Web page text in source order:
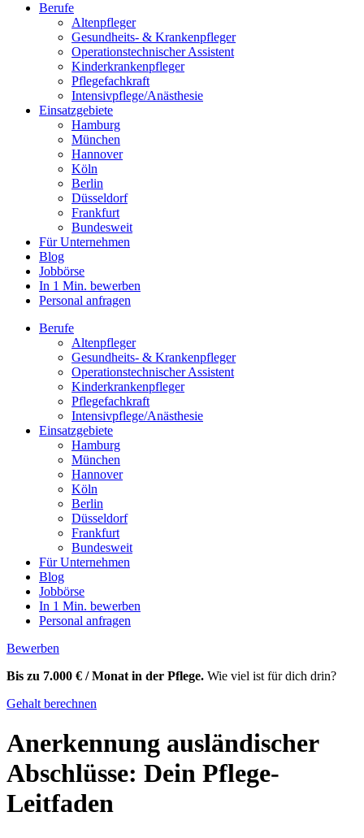
Berufe
Altenpfleger
Gesundheits- & Krankenpfleger
Operationstechnischer Assistent
Kinderkrankenpfleger
Pflegefachkraft
Intensivpflege/Anästhesie
Einsatzgebiete
Hamburg
München
Hannover
Köln
Berlin
Düsseldorf
Frankfurt
Bundesweit
Für Unternehmen
Blog
Jobbörse
In 1 Min. bewerben
Personal anfragen
Berufe
Altenpfleger
Gesundheits- & Krankenpfleger
Operationstechnischer Assistent
Kinderkrankenpfleger
Pflegefachkraft
Intensivpflege/Anästhesie
Einsatzgebiete
Hamburg
München
Hannover
Köln
Berlin
Düsseldorf
Frankfurt
Bundesweit
Für Unternehmen
Blog
Jobbörse
In 1 Min. bewerben
Personal anfragen
Bewerben
Bis zu 7.000 € / Monat in der Pflege. Wie viel ist für dich drin?
Gehalt berechnen
Anerkennung ausländischer
Abschlüsse: Dein Pflege-
Leitfaden